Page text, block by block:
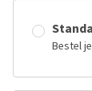
Bestel